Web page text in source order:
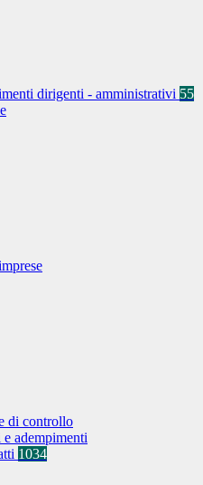
dirigenti - amministrativi 55
di controllo
adempimenti
1034